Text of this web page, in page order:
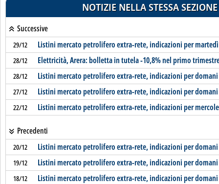
NOTIZIE NELLA STESSA SEZIONE
Successive
29/12 Listini mercato petrolifero extra-rete, indicazioni per martedì
28/12 Elettricità, Arera: bolletta in tutela -10,8% nel primo
28/12 Listini mercato petrolifero extra-rete, indicazioni per domani
27/12 Listini mercato petrolifero extra-rete, indicazioni per domani
22/12 Listini mercato petrolifero extra-rete, indicazioni per
Precedenti
20/12 Listini mercato petrolifero extra-rete, indicazioni per domani
19/12 Listini mercato petrolifero extra-rete, indicazioni per domani
18/12 Listini mercato petrolifero extra-rete, indicazioni per domani